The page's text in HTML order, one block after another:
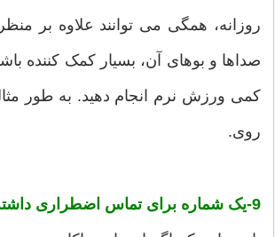
روزانه، همگی می توانند علاوه بر
صداها و بوهای آن، بسیار کمک کننده
روی.
9-یک شماره برای تماس اضطراری داشته باشید